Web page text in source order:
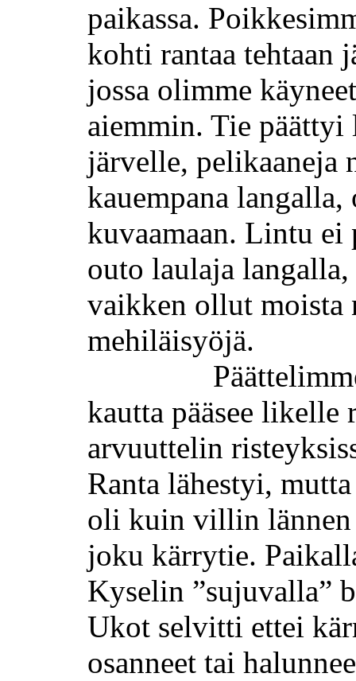
paikassa.
kohti rantaa tehtaan
jossa olimme
aiemmin. Tie
järvelle,
kauempana
kuvaamaan. Lintu ei
outo laulaja
vaikken ollut moista
mehiläisyöjä.
kautta pääsee
arvuuttelin
Ranta lähestyi,
oli kuin villin
joku kärrytie.
Kyselin ”sujuvalla”
Ukot selvitti ettei
osanneet tai